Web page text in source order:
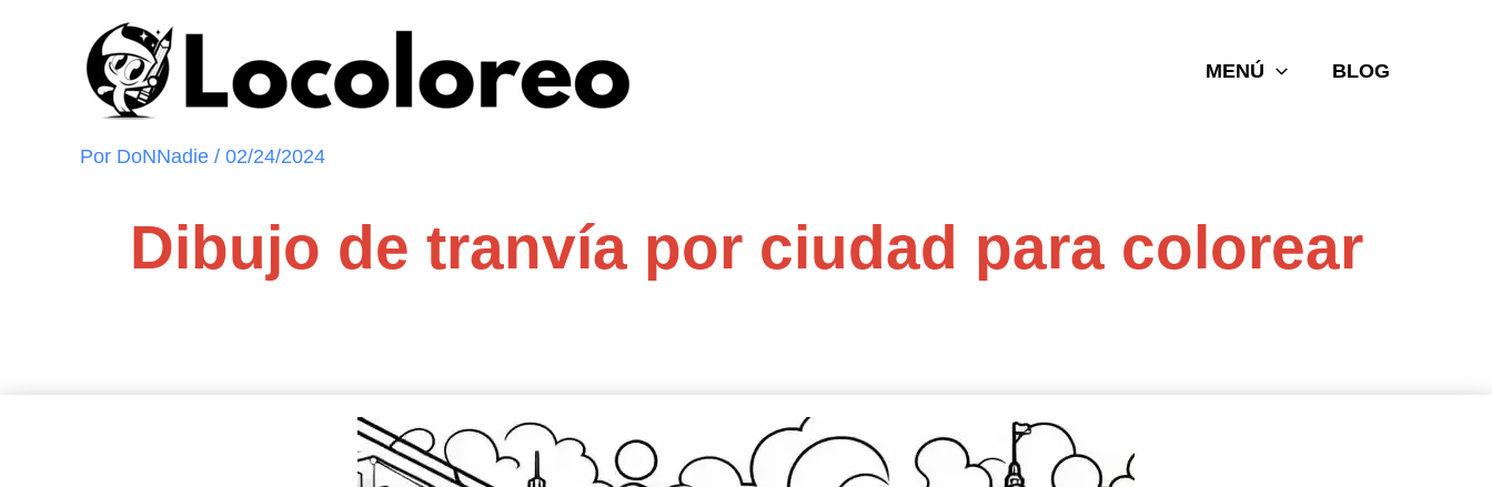
MENÚ BLOG
Por DoNNadie / 02/24/2024
Dibujo de tranvía por ciudad para colorear